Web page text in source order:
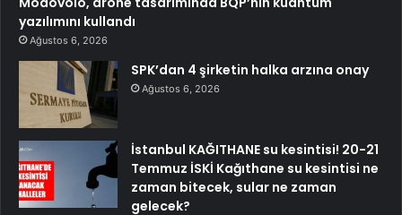
yazılımını kullandı
Ağustos 6, 2026
SPK’dan 4 şirketin halka arzına onay
Ağustos 6, 2026
İstanbul KAĞITHANE su kesintisi! 20-21
Temmuz İSKİ Kağıthane su kesintisi ne
zaman bitecek, sular ne zaman
gelecek?